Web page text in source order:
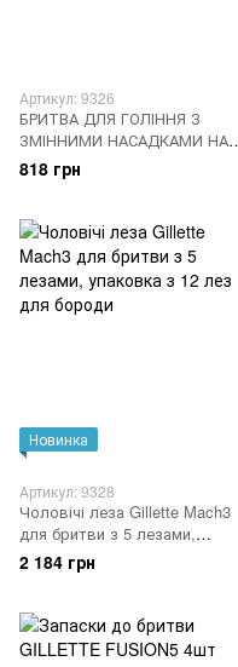
Артикул: 9326
БРИТВА ДЛЯ ГОЛІННЯ З
ЗМІННИМИ НАСАДКАМИ НА
БАТАРЕЙКАХ GILLETTE
RASOIO SKINGUARD + 1
818 грн
Новинка
Артикул: 9328
Чоловічі леза Gillette Mach3
для бритви з 5 лезами,
упаковка з 12 лез для бороди
2 184 грн